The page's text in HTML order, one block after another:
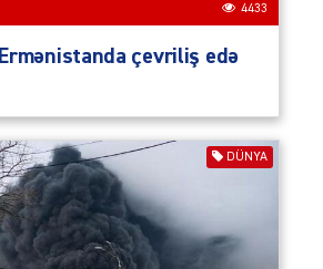
4433
çevriliş edə
DÜNYA